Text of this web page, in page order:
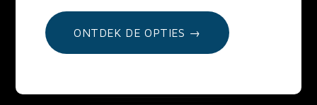
ONTDEK DE OPTIES →